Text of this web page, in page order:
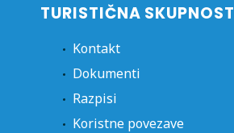
TURISTIČNA SKUPNOST
Kontakt
Dokumenti
Razpisi
Koristne povezave